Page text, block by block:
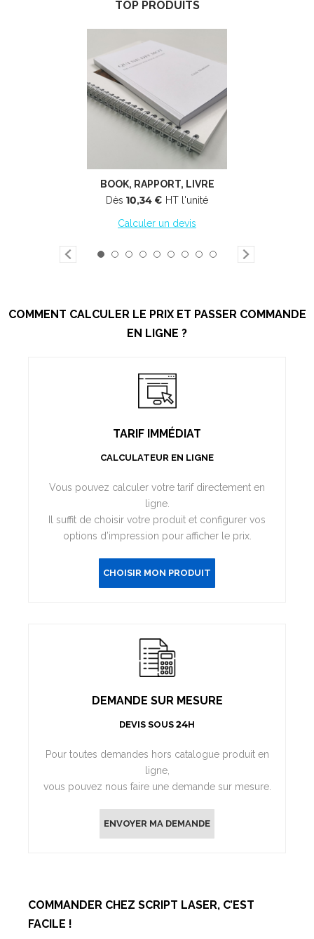
TOP PRODUITS
BOOK, RAPPORT, LIVRE
Dès 10,34 € HT l'unité
Calculer un devis
COMMENT CALCULER LE PRIX ET PASSER COMMANDE
EN LIGNE ?
TARIF IMMÉDIAT
CALCULATEUR EN LIGNE
Vous pouvez calculer votre tarif directement en
ligne.
Il suffit de choisir votre produit et configurer vos
options d’impression pour afficher le prix.
CHOISIR MON PRODUIT
DEMANDE SUR MESURE
DEVIS SOUS 24H
Pour toutes demandes hors catalogue produit en
ligne,
vous pouvez nous faire une demande sur mesure.
ENVOYER MA DEMANDE
COMMANDER CHEZ SCRIPT LASER, C’EST
FACILE !